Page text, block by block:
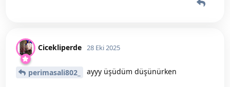
Cicekliperde 28 Eki 2025
perimasali802_ ayyy üşüdüm düşünürken